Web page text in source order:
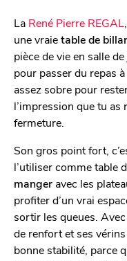
La René Pierre REGAL
une vraietable de
pièce de vie en salle
pour passer du repas
assez sobre pour
l’impression que tu as
fermeture.
Son gros point fort,
l’utiliser comme table
manger avec les
profiter d’un vrai
sortir les queues.
de renfort et ses
bonne stabilité, parce